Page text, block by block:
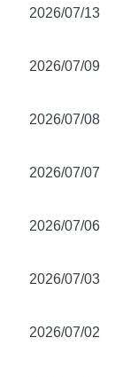
2026/07/13
2026/07/09
2026/07/08
2026/07/07
2026/07/06
2026/07/03
2026/07/02